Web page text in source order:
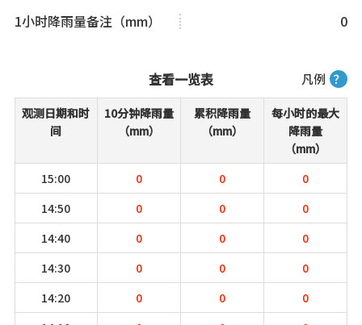
1小时降雨量备注（mm）
0
凡例 ？
查看一览表
观测日期和时
间
10分钟降雨量
（mm）
累积降雨量
（mm）
每小时的最大
降雨量
（mm）
15:00
0 0
0
14:50
0 0
0
14:40
0 0
0
14:30
0 0
0
14:20
0 0
0